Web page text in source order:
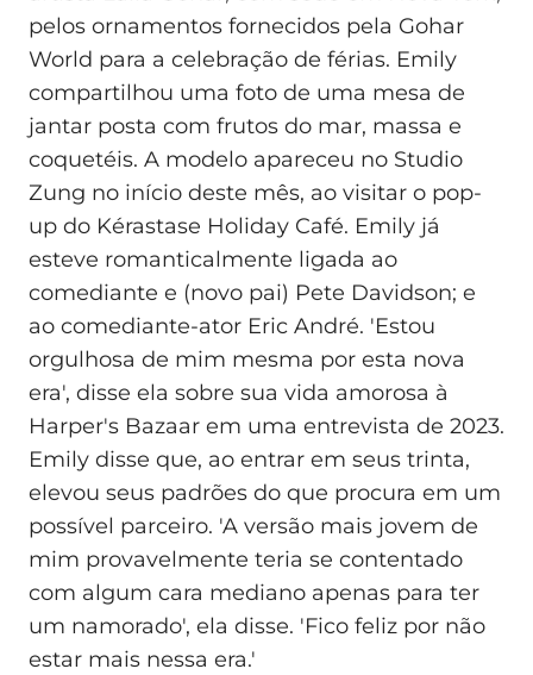
pelos ornamentos fornecidos pela Gohar
World para a celebração de férias. Emily
compartilhou uma foto de uma mesa de
jantar posta com frutos do mar, massa e
coquetéis. A modelo apareceu no Studio
Zung no início deste mês, ao visitar o pop-
up do Kérastase Holiday Café. Emily já
esteve romanticalmente ligada ao
comediante e (novo pai) Pete Davidson; e
ao comediante-ator Eric André. 'Estou
orgulhosa de mim mesma por esta nova
era', disse ela sobre sua vida amorosa à
Harper's Bazaar em uma entrevista de 2023.
Emily disse que, ao entrar em seus trinta,
elevou seus padrões do que procura em um
possível parceiro. 'A versão mais jovem de
mim provavelmente teria se contentado
com algum cara mediano apenas para ter
um namorado', ela disse. 'Fico feliz por não
estar mais nessa era.'